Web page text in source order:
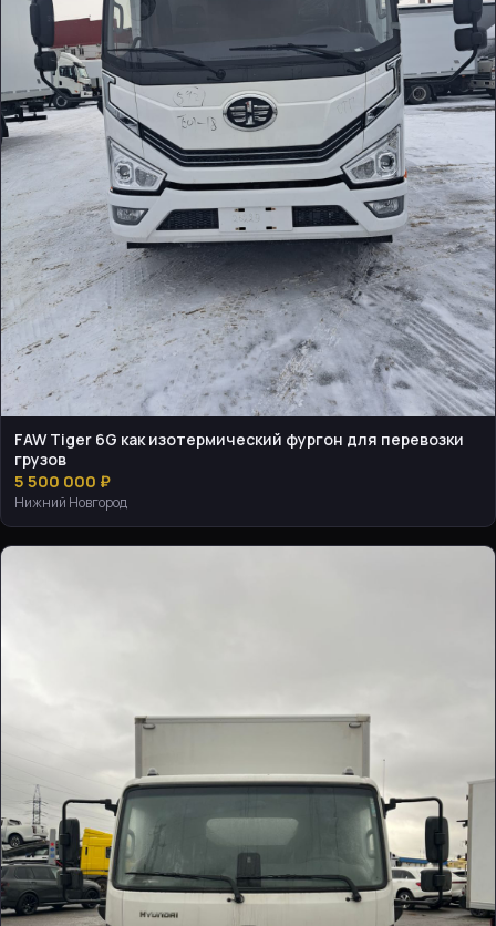
FAW Tiger 6G как изотермический фургон для перевозки
грузов
5 500 000 ₽
Нижний Новгород